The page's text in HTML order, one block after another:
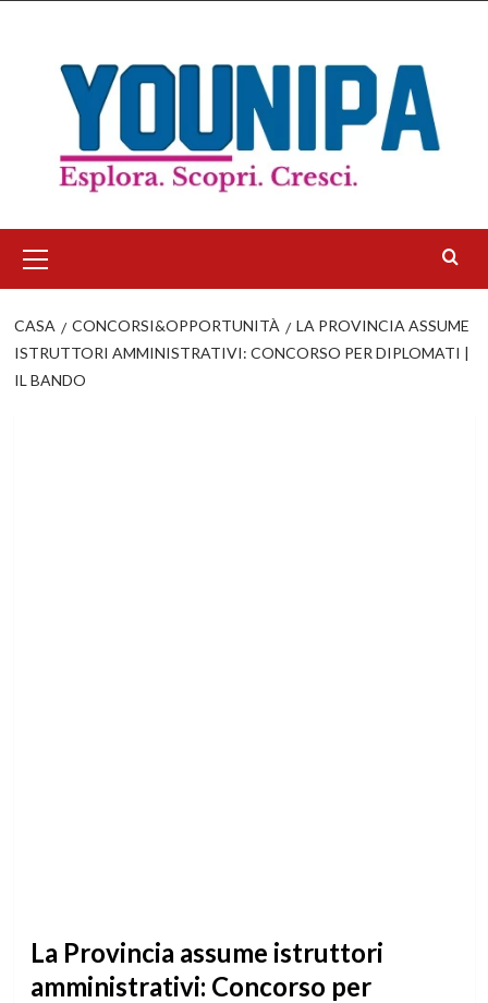
contenuto
principale
CASA CONCORSI&OPPORTUNITÀ
LA PROVINCIA ASSUME
ISTRUTTORI AMMINISTRATIVI: CONCORSO PER DIPLOMATI |
IL BANDO
La Provincia assume istruttori
amministrativi: Concorso per